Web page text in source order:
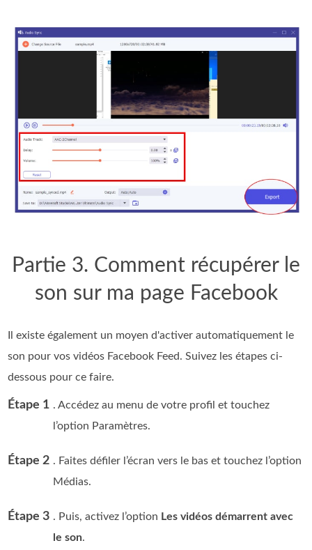
Partie 3. Comment récupérer le
son sur ma page Facebook
Il existe également un moyen d'activer automatiquement le
son pour vos vidéos Facebook Feed. Suivez les étapes ci-
dessous pour ce faire.
Étape 1 . Accédez au menu de votre profil et touchez
l’option Paramètres.
Étape 2 . Faites défiler l’écran vers le bas et touchez l’option
Médias.
Étape 3 . Puis, activez l’option Les vidéos démarrent avec
le son.